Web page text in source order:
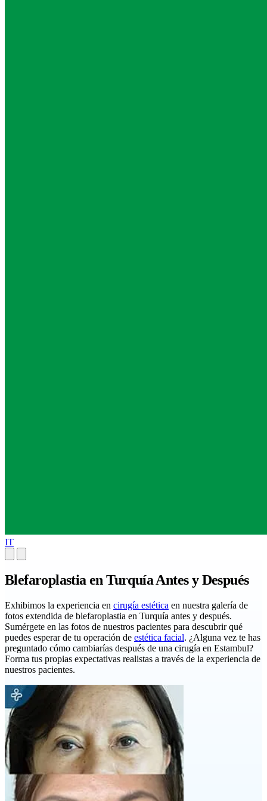
IT
Blefaroplastia en Turquía Antes y Después
Exhibimos la experiencia en cirugía estética en nuestra galería de
fotos extendida de blefaroplastia en Turquía antes y después.
Sumérgete en las fotos de nuestros pacientes para descubrir qué
puedes esperar de tu operación de estética facial. ¿Alguna vez te has
preguntado cómo cambiarías después de una cirugía en Estambul?
Forma tus propias expectativas realistas a través de la experiencia de
nuestros pacientes.